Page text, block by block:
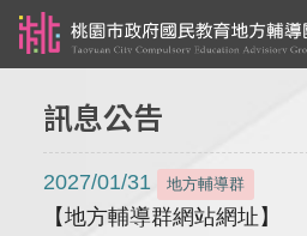
訊息公告
2027/01/31 地方輔導群
【地方輔導群網站網址】